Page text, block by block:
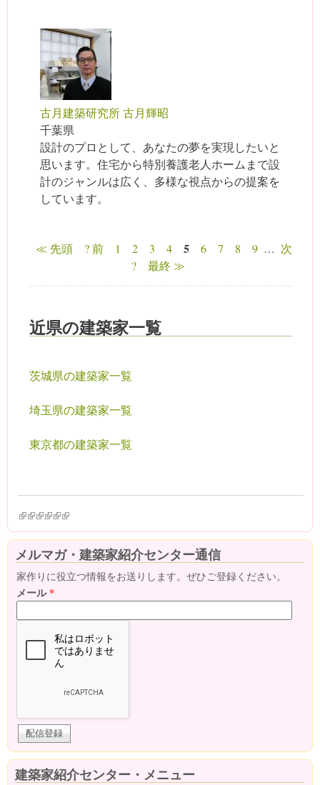
古月建築研究所 古月輝昭
千葉県
設計のプロとして、あなたの夢を実現したいと
思います。住宅から特別養護老人ホームまで設
計のジャンルは広く、多様な視点からの提案を
しています。
ページ
≪ 先頭 ? 前 1 2 3 4 5 6 7 8 9 … 次
?
最終 ≫
近県の建築家一覧
茨城県の建築家一覧
埼玉県の建築家一覧
東京都の建築家一覧
(link is external)
(link is external)
(link is external)
(link is external)
(link is external)
(link is external)
メルマガ・建築家紹介センター通信
家作りに役立つ情報をお送りします。ぜひご登録ください。
メール*
建築家紹介センター・メニュー